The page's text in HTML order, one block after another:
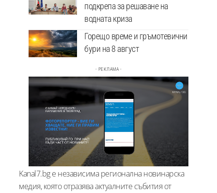
подкрепа за решаване на
водната криза
Горещо време и гръмотевични
бури на 8 август
- РЕКЛАМА -
Kanal7.bg е независима регионална новинарска
медия, която отразява актуалните събития от